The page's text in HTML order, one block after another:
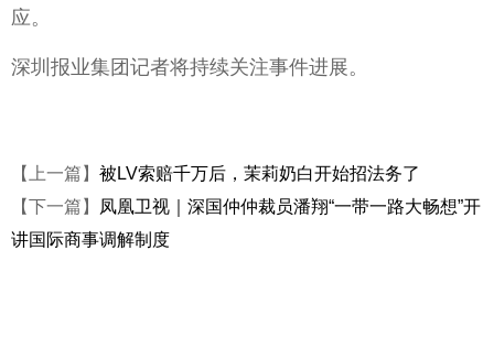
应。
深圳报业集团记者将持续关注事件进展。
【上一篇】 被LV索赔千万后，茉莉奶白开始招法务了
【下一篇】
凤凰卫视｜深国仲仲裁员潘翔“一带一路大畅想”开
讲国际商事调解制度